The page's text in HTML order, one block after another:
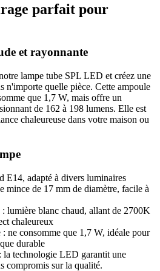
parfait pour
et rayonnante
lampe tube SPL LED et créez une
n'importe quelle pièce. Cette ampoule
que 1,7 W, mais offre un
de 162 à 198 lumens. Elle est
chaleureuse dans votre maison ou
E14, adapté à divers luminaires
mince de 17 mm de diamètre, facile à
lumière blanc chaud, allant de 2700K
chaleureux
ne consomme que 1,7 W, idéale pour
durable
la technologie LED garantit une
compromis sur la qualité.